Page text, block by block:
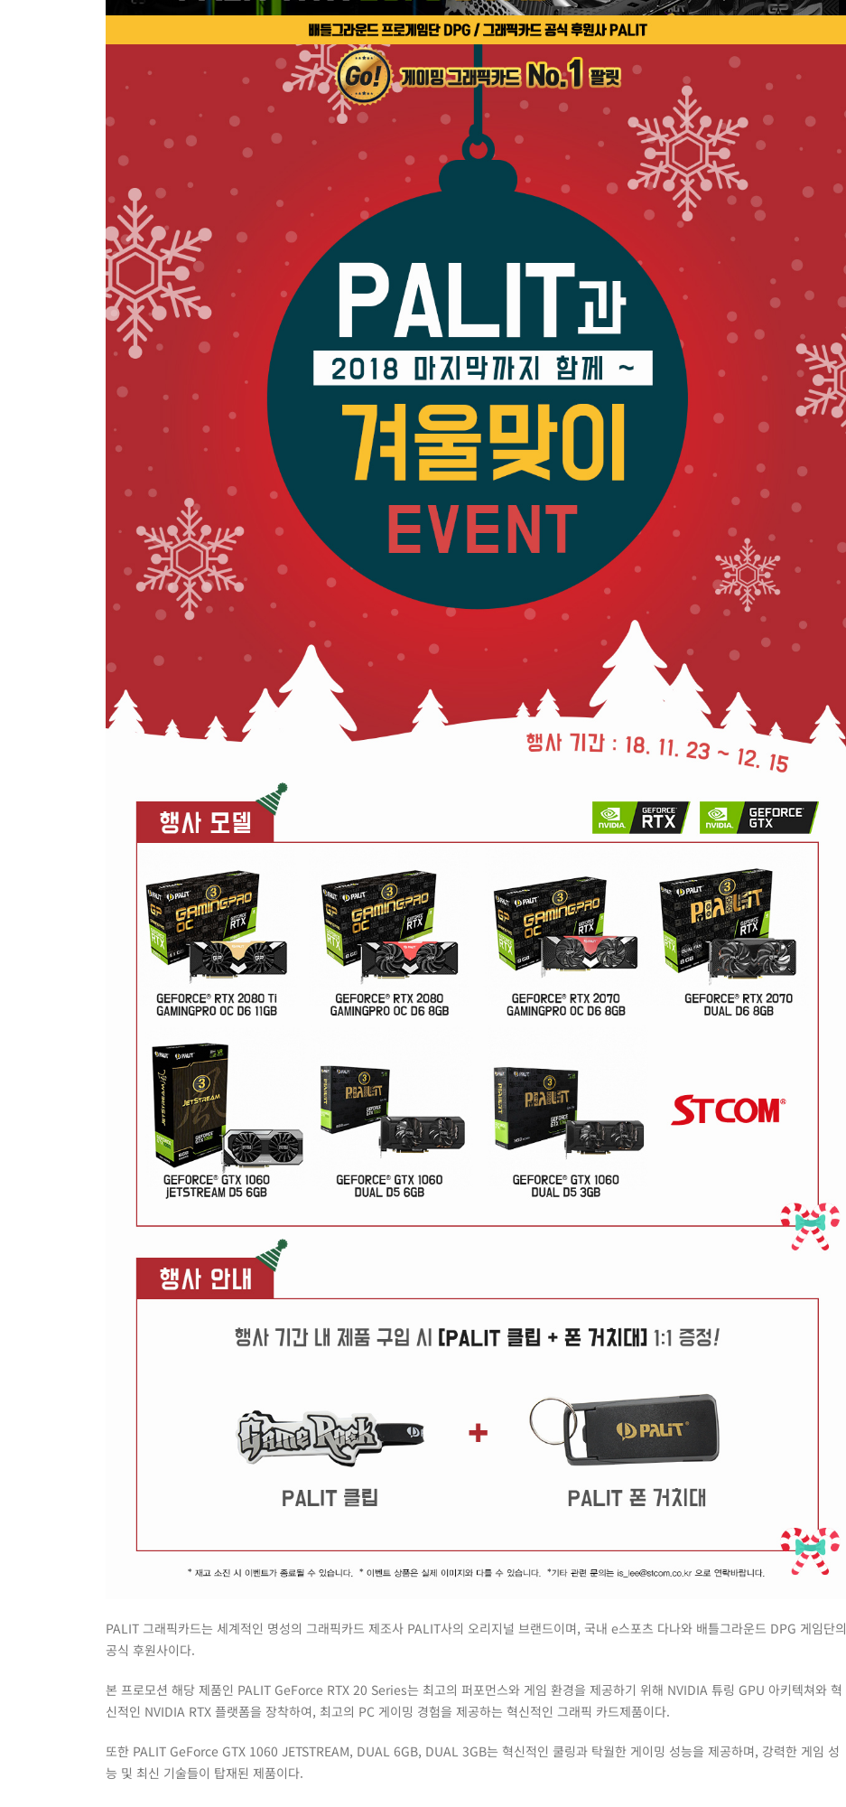
PALIT 그래픽카드는 세계적인 명성의 그래픽카드 제조사 PALIT사의 오리지널 브랜드이며, 국내 e스포츠 다나와 배틀그라운드 DPG 게임단의
공식 후원사이다.
본 프로모션 해당 제품인 PALIT GeForce RTX 20 Series는 최고의 퍼포먼스와 게임 환경을 제공하기 위해 NVIDIA 튜링 GPU 아키텍쳐와 혁
신적인 NVIDIA RTX 플랫폼을 장착하여, 최고의 PC 게이밍 경험을 제공하는 혁신적인 그래픽 카드제품이다.
또한 PALIT GeForce GTX 1060 JETSTREAM, DUAL 6GB, DUAL 3GB는 혁신적인 쿨링과 탁월한 게이밍 성능을 제공하며, 강력한 게임 성
능 및 최신 기술들이 탑재된 제품이다.